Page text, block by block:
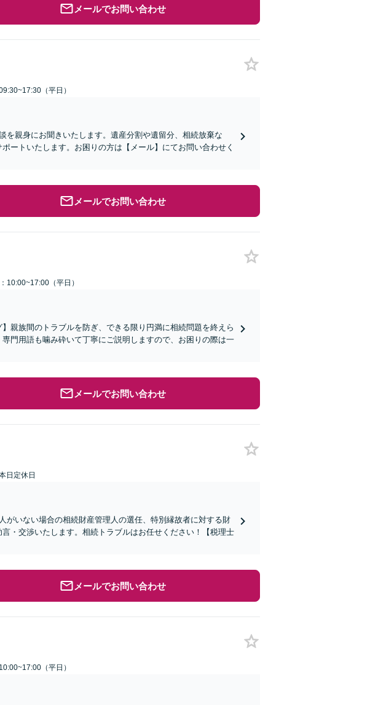
メールでお問い合わせ
（平日）
を親身にお聞きいたします。遺産分割や遺留分、相続放棄な
ートいたします。お困りの方は【メール】にてお問い合わせく
メールでお問い合わせ
10:00~17:00（平日）
親族間のトラブルを防ぎ、できる限り円満に相続問題を終えら
門用語も噛み砕いて丁寧にご説明しますので、お困りの際は一
メールでお問い合わせ
日定休日
がいない場合の相続財産管理人の選任、特別縁故者に対する財
・交渉いたします。相続トラブルはお任せください！【税理士
メールでお問い合わせ
（平日）